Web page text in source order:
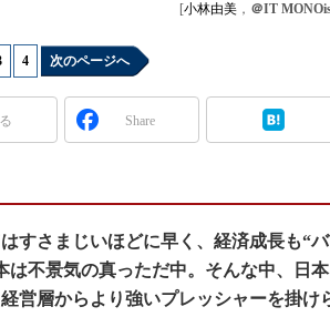
TECHNO-FRONTIER
人テク展
スマート工場EXPO
EdgeTech+
産業オープンネット展
組み込みモデリング
Windows Embedded
車載ソフト開発
デジタルツインとCAE
S＆OP
[小林由美 ， ＠IT
4 次のページへ
Share
すさまじいほどに早く、経済成長も“バ
は不景気の真っただ中。そんな中、日本
営層からより強いプレッシャーを掛け